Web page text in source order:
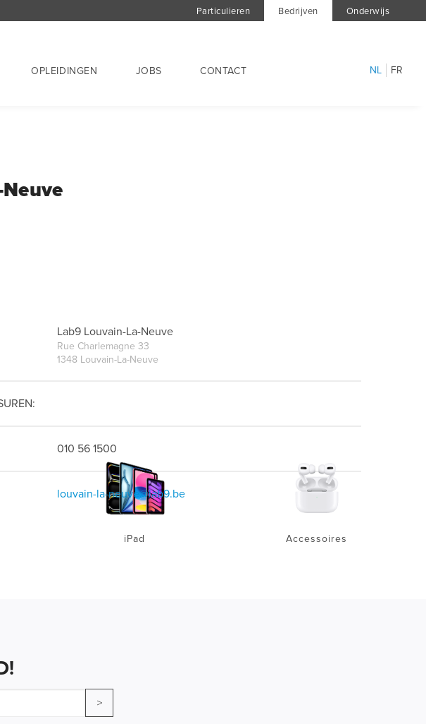
Particulieren Bedrijven Onderwijs
OPLEIDINGEN JOBS CONTACT NL FR
Lab9 Louvain-La-Neuve
Rue Charlemagne 33
1348 Louvain-La-Neuve
010 56 1500
louvain-la-neuve@lab9.be
iPad Accessoires
>